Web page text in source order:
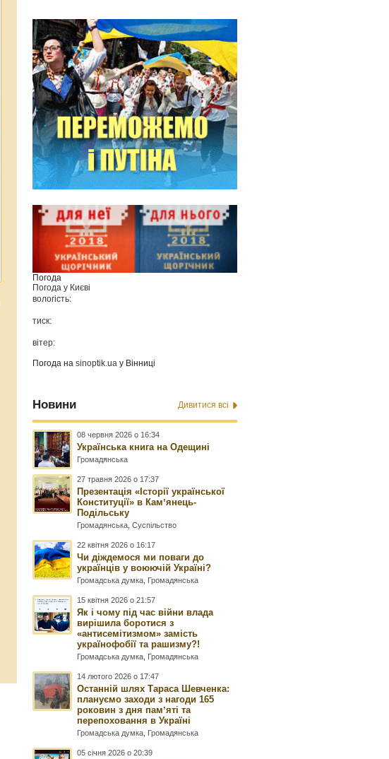
Погода
Погода у Києві
вологість:
тиск:
вітер:
Погода наsinoptik.ua у Вінниці
Новини Дивитися всі
08 червня 2026 о 16:34
Українська книга на Одещині
Громадянська
27 травня 2026 о 17:37
Презентація «Історії української
Конституції» в Камʼянець-
Подільську
Громадянська ,Суспільство
22 квітня 2026 о 16:17
Чи діждемося ми поваги до
українців у воюючій Україні?
Громадська думка Громадянська
15 квітня 2026 о 21:57
Як і чому під час війни влада
вирішила боротися з
«антисемітизмом» замість
українофобії та рашизму?!
Громадська думка Громадянська
14 лютого 2026 о 17:47
Останній шлях Тараса Шевченка:
плануємо заходи з нагоди 165
роковин з дня памʼяті та
перепоховання в Україні
Громадська думка Громадянська
05 січня 2026 о 20:39